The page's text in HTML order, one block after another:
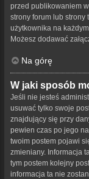
przed publikowaniem
strony forum lub strony
użytkownika na
Możesz dodawać
Na górę
W jaki sposób
Jeśli nie jesteś
usuwać tylko swoje
znajdujący się przy
pewien czas po jego
twoim postem pojawi
zmieniany. Informacja
tym postem kolejny
informacja ta nie